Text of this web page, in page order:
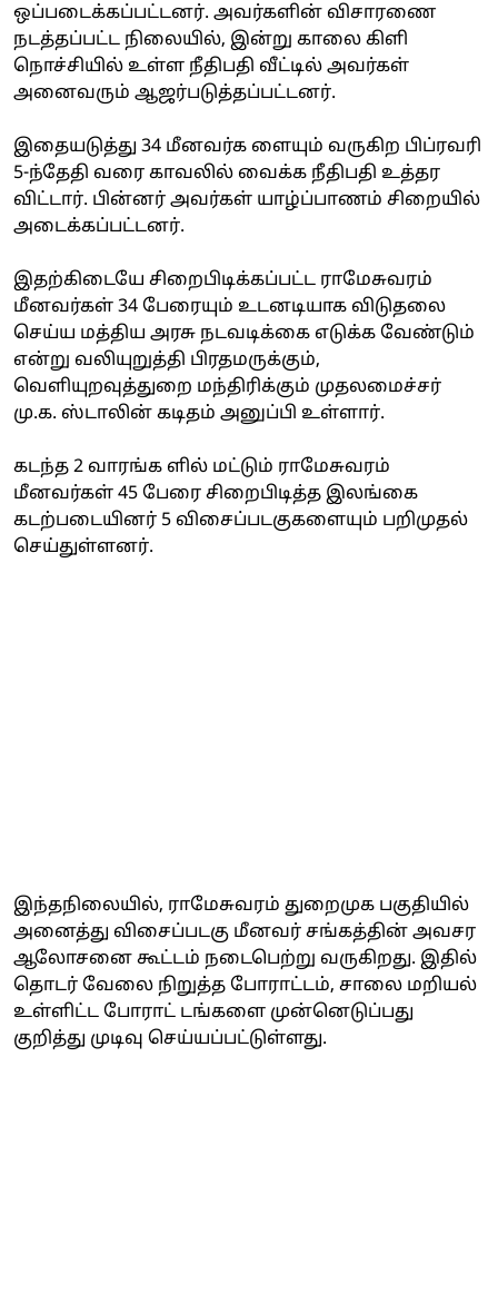
ஒப்படைக்கப்பட்டனர். அவர்களின் விசாரணை
நடத்தப்பட்ட நிலையில், இன்று காலை கிளி
நொச்சியில் உள்ள நீதிபதி வீட்டில் அவர்கள்
அனைவரும் ஆஜர்படுத்தப்பட்டனர்.
இதையடுத்து 34 மீனவர்க ளையும் வருகிற பிப்ரவரி
5-ந்தேதி வரை காவலில் வைக்க நீதிபதி உத்தர
விட்டார். பின்னர் அவர்கள் யாழ்ப்பாணம் சிறையில்
அடைக்கப்பட்டனர்.
இதற்கிடையே சிறைபிடிக்கப்பட்ட ராமேசுவரம்
மீனவர்கள் 34 பேரையும் உடனடியாக விடுதலை
செய்ய மத்திய அரசு நடவடிக்கை எடுக்க வேண்டும்
என்று வலியுறுத்தி பிரதமருக்கும்,
வெளியுறவுத்துறை மந்திரிக்கும் முதலமைச்சர்
மு.க. ஸ்டாலின் கடிதம் அனுப்பி உள்ளார்.
கடந்த 2 வாரங்க ளில் மட்டும் ராமேசுவரம்
மீனவர்கள் 45 பேரை சிறைபிடித்த இலங்கை
கடற்படையினர் 5 விசைப்படகுகளையும் பறிமுதல்
செய்துள்ளனர்.
இந்தநிலையில், ராமேசுவரம் துறைமுக பகுதியில்
அனைத்து விசைப்படகு மீனவர் சங்கத்தின் அவசர
ஆலோசனை கூட்டம் நடைபெற்று வருகிறது. இதில்
தொடர் வேலை நிறுத்த போராட்டம், சாலை மறியல்
உள்ளிட்ட போராட் டங்களை முன்னெடுப்பது
குறித்து முடிவு செய்யப்பட்டுள்ளது.